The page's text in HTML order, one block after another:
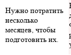
Нужно потратить
несколько
месяцев, чтобы
подготовить их.